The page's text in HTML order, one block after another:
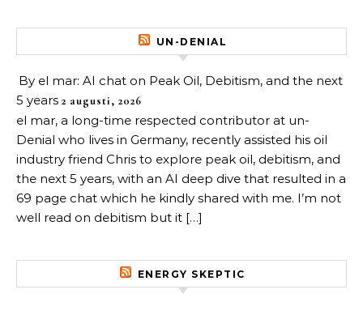
UN-DENIAL
By el mar: AI chat on Peak Oil, Debitism, and the next
5 years 2 augusti, 2026
el mar, a long-time respected contributor at un-
Denial who lives in Germany, recently assisted his oil
industry friend Chris to explore peak oil, debitism, and
the next 5 years, with an AI deep dive that resulted in a
69 page chat which he kindly shared with me. I’m not
well read on debitism but it […]
ENERGY SKEPTIC